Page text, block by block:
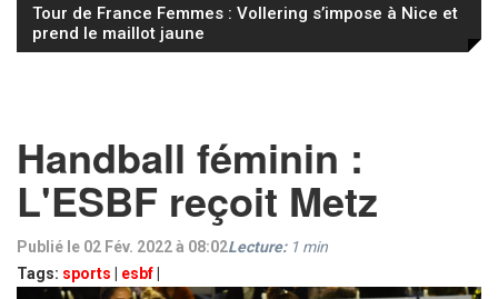
Sécheresse : le Parti Communiste de Besançon
interpelle le préfet sur l’arrosage des espaces publics
Handball féminin :
L'ESBF reçoit Metz
Publié le 02 Fév. 2022 à 08:02
Tags: sports esbf
Lecture: 1 min